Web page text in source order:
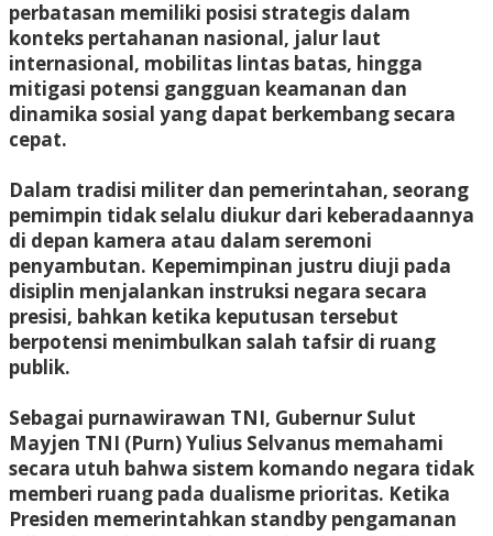
perbatasan memiliki posisi strategis dalam
konteks pertahanan nasional, jalur laut
internasional, mobilitas lintas batas, hingga
mitigasi potensi gangguan keamanan dan
dinamika sosial yang dapat berkembang secara
cepat.
Dalam tradisi militer dan pemerintahan, seorang
pemimpin tidak selalu diukur dari keberadaannya
di depan kamera atau dalam seremoni
penyambutan. Kepemimpinan justru diuji pada
disiplin menjalankan instruksi negara secara
presisi, bahkan ketika keputusan tersebut
berpotensi menimbulkan salah tafsir di ruang
publik.
Sebagai purnawirawan TNI, Gubernur Sulut
Mayjen TNI (Purn) Yulius Selvanus memahami
secara utuh bahwa sistem komando negara tidak
memberi ruang pada dualisme prioritas. Ketika
Presiden memerintahkan standby pengamanan